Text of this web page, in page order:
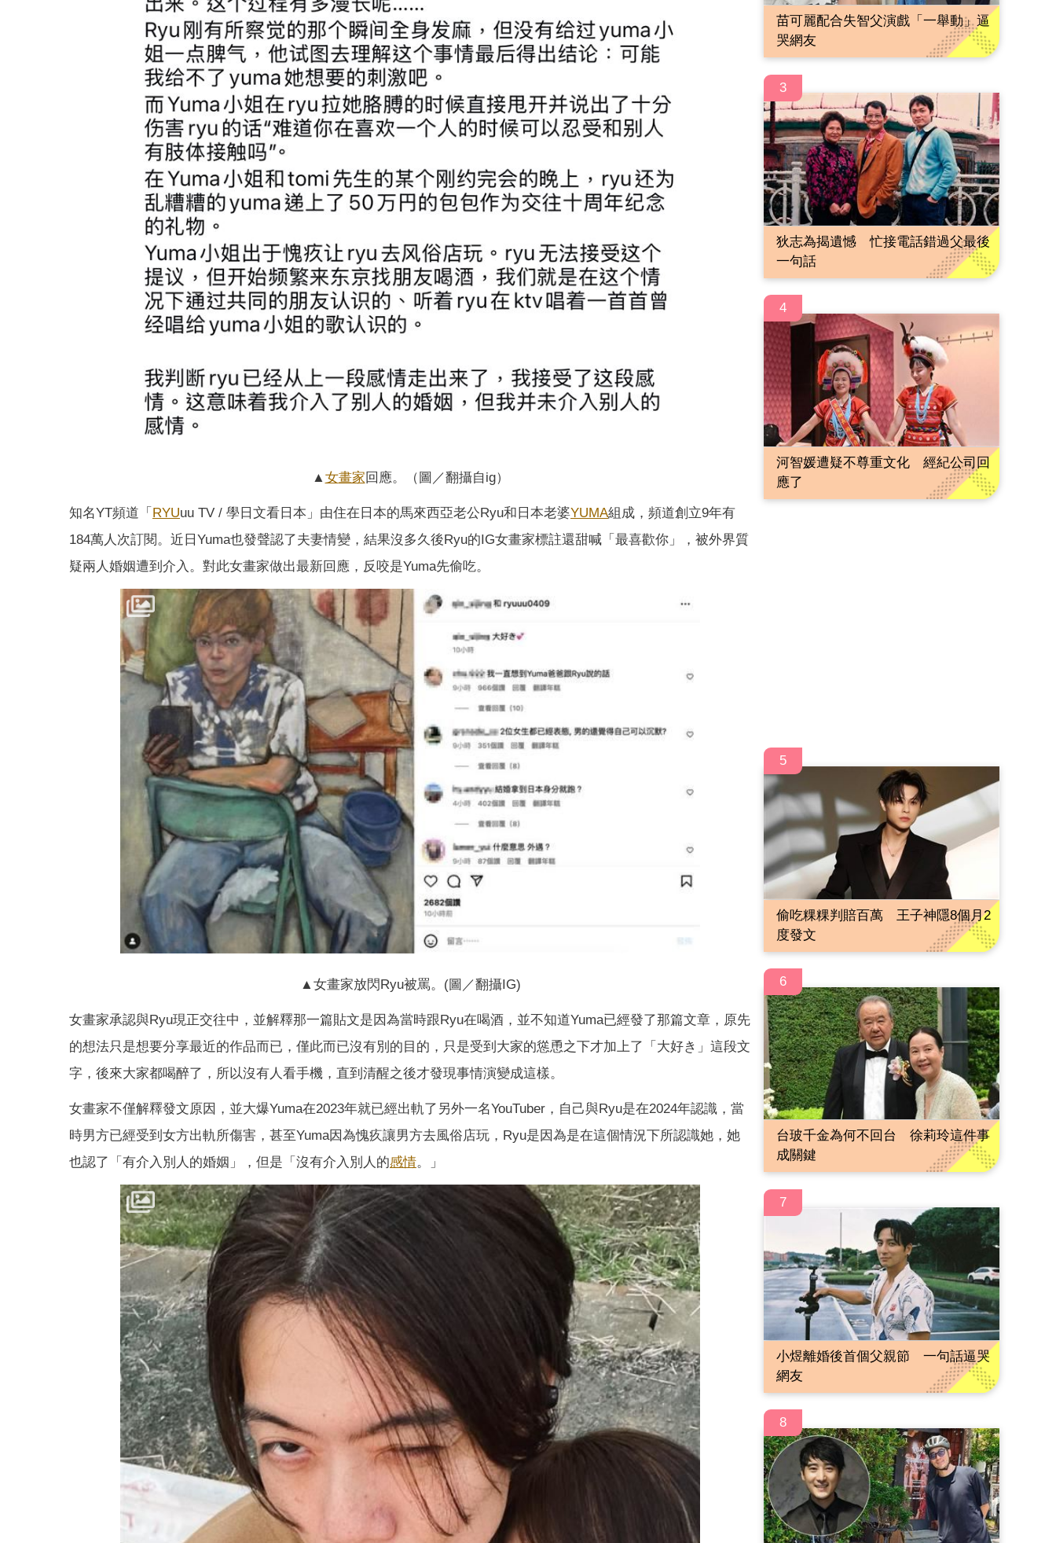
▲女畫家回應。（圖／翻攝自ig）
知名YT頻道「 RYUuu TV / 學日文看日本」由住在日本的馬來西亞老公Ryu和日本老婆YUMA組成，頻道創立9年有
184萬人次訂閱。近日Yuma也發聲認了夫妻情變，結果沒多久後Ryu的IG女畫家標註還甜喊「最喜歡你」，被外界質
疑兩人婚姻遭到介入。對此女畫家做出最新回應，反咬是Yuma先偷吃。
▲女畫家放閃Ryu被罵。(圖／翻攝IG)
女畫家承認與Ryu現正交往中，並解釋那一篇貼文是因為當時跟Ryu在喝酒，並不知道Yuma已經發了那篇文章，原先
的想法只是想要分享最近的作品而已，僅此而已沒有別的目的，只是受到大家的慫恿之下才加上了「大好き」這段文
字，後來大家都喝醉了，所以沒有人看手機，直到清醒之後才發現事情演變成這樣。
女畫家不僅解釋發文原因，並大爆Yuma在2023年就已經出軌了另外一名YouTuber，自己與Ryu是在2024年認識，當
時男方已經受到女方出軌所傷害，甚至Yuma因為愧疚讓男方去風俗店玩，Ryu是因為是在這個情況下所認識她，她
也認了「有介入別人的婚姻」，但是「沒有介入別人的感情。」
苗可麗配合失智父演戲「一舉動」逼
哭網友
3
狄志為揭遺憾 忙接電話錯過父最後
一句話
4
河智媛遭疑不尊重文化 經紀公司回
應了
5
偷吃粿粿判賠百萬 王子神隱8個月2
度發文
6
台玻千金為何不回台 徐莉玲這件事
成關鍵
7
小煜離婚後首個父親節 一句話逼哭
網友
8